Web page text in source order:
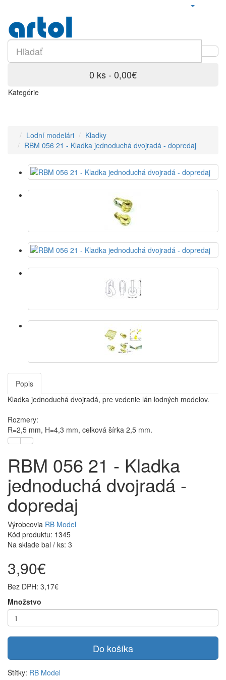
0 ks - 0,00€
Kategórie
Lodní modelári
Kladky
RBM 056 21 - Kladka jednoduchá dvojradá - dopredaj
Popis
Kladka jednoduchá dvojradá, pre vedenie lán lodných modelov.
Rozmery:
R=2,5 mm, H=4,3 mm, celková šírka 2,5 mm.
RBM 056 21 - Kladka
jednoduchá dvojradá -
dopredaj
Výrobcovia RB Model
Kód produktu: 1345
Na sklade bal / ks: 3
3,90€
Bez DPH: 3,17€
Množstvo
Do košíka
Štítky: RB Model